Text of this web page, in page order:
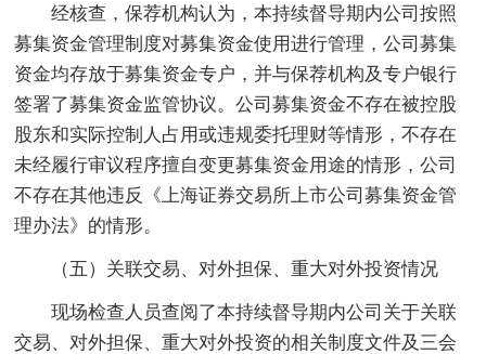
经核查，保荐机构认为，本持续督导期内公司按照
募集资金管理制度对募集资金使用进行管理，公司募集
资金均存放于募集资金专户，并与保荐机构及专户银行
签署了募集资金监管协议。公司募集资金不存在被控股
股东和实际控制人占用或违规委托理财等情形，不存在
未经履行审议程序擅自变更募集资金用途的情形，公司
不存在其他违反《上海证券交易所上市公司募集资金管
理办法》的情形。
（五）关联交易、对外担保、重大对外投资情况
现场检查人员查阅了本持续督导期内公司关于关联
交易、对外担保、重大对外投资的相关制度文件及三会